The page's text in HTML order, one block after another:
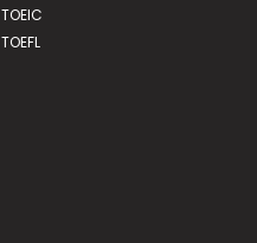
TOEIC
TOEFL